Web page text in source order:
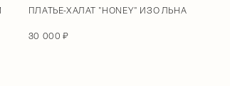
ПЛАТЬЕ-ХАЛАТ "HONEY" ИЗО ЛЬНА
30 000 ₽